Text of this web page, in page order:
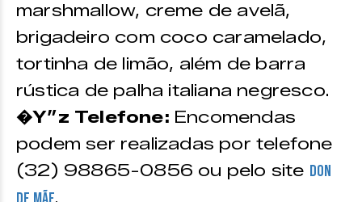
marshmallow, creme de avelã,
brigadeiro com coco caramelado,
tortinha de limão, além de barra
rústica de palha italiana negresco.
�Y”z Telefone: Encomendas
podem ser realizadas por telefone
(32) 98865-0856 ou pelo site Don
.